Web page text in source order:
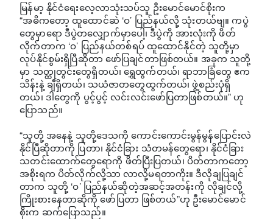
မြန်မာ့ နိုင်ငံရေးလေ့လာသုံးသပ်သူ ဦးမောင်မောင်စိုးက
“အဓိကတော့ ထူထောင်ဆဲ ‘ဝ’ ပြည်နယ်လို့ သုံးတယ်ဗျ။ ကပွဲ
တွေမှာရော ဒီပွဲတလျှောက်မှာပေါ့၊ ဒီပွဲကို အားလုံးကို ဖိတ်
လိုက်တာက ‘ဝ’ ပြည်နယ်တစ်ရပ် ထူထောင်နိုင်တဲ့ သူတို့မှာ
လုပ်နိုင်စွမ်းရှိပြီဆိုတာ ဖော်ပြချင်တာဖြစ်တယ်။ အခုက သူတို့
မှာ သတ္ထုတွင်းတွေရှိတယ်၊ ရွှေထွက်တယ်၊ ရာဘာခြံတွေ ဧက
သိန်းနဲ့ ချီရှိတယ်၊ သယံဇာတတွေထွက်တယ်၊ ဖွဲ့စည်းပုံရှိ
တယ်၊ ဒါတွေကို ပွင့်ပွင့် လင်းလင်းဖော်ပြတာဖြစ်တယ်။” ဟု
ပြောသည်။
“သူတို့ အနေနဲ့ သူတို့ဒေသကို ကောင်းကောင်းမွန်မွန်ပြောင်းလဲ
နိုင်ပြီဆိုတာကို ပြတာ၊ နိုင်ငံခြား သံတမန်တွေရော၊ နိုင်ငံခြား
သတင်းထောက်တွေရောကို ဖိတ်ပြီးပြတယ်၊ ပိတ်တာကတော့
အစိုးရက ပိတ်လိုက်လို့သာ လာလို့မရတာကိုး။ ဒီလိုချပြချင်
တာက သူတို့ ‘ဝ’ ပြည်နယ်ဆိုတဲ့အဆင့်အတန်းကို လိုချင်လို့
ကြိုးစားနေတာဆိုကို ဖော်ပြတာ ဖြစ်တယ်”ဟု ဦးမောင်မောင်
စိုးက ဆက်ပြောသည်။